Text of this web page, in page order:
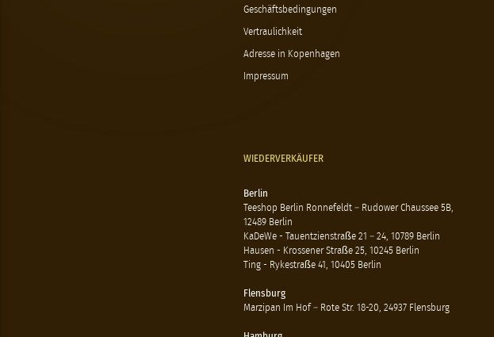
Geschäftsbedingungen
Vertraulichkeit
Adresse in Kopenhagen
Impressum
WIEDERVERKÄUFER
Berlin
Teeshop Berlin Ronnefeldt – Rudower Chaussee 5B,
12489 Berlin
KaDeWe - Tauentzienstraße 21 – 24, 10789 Berlin
Hausen - Krossener Straße 25, 10245 Berlin
Ting - Rykestraße 41, 10405 Berlin
Flensburg
Marzipan Im Hof – Rote Str. 18-20, 24937 Flensburg